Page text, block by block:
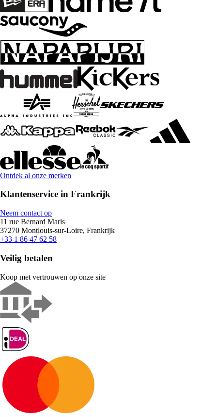
Ontdek al onze merken
Klantenservice in Frankrijk
Neem contact op
11 rue Bernard Maris
37270 Montlouis-sur-Loire, Frankrijk
+33 1 86 47 62 58
Veilig betalen
Koop met vertrouwen op onze site